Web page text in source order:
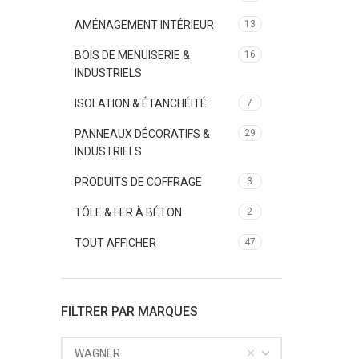
AMÉNAGEMENT INTÉRIEUR 13
BOIS DE MENUISERIE &
INDUSTRIELS
16
ISOLATION & ÉTANCHÉITÉ 7
PANNEAUX DÉCORATIFS &
INDUSTRIELS
29
PRODUITS DE COFFRAGE 3
TÔLE & FER À BÉTON 2
TOUT AFFICHER 47
FILTRER PAR MARQUES
WAGNER